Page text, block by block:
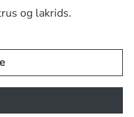
og lakrids.